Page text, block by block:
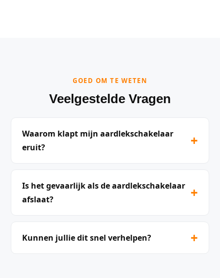
GOED OM TE WETEN
Veelgestelde Vragen
Waarom klapt mijn aardlekschakelaar
eruit?
+
Is het gevaarlijk als de aardlekschakelaar
afslaat?
+
Kunnen jullie dit snel verhelpen? +